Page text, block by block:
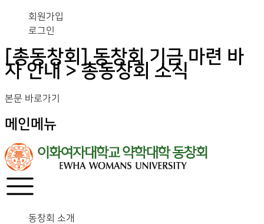
회원가입
로그인
[총동창회] 동창회 기금 마련 바
자 안내 > 총동창회 소식
본문 바로가기
메인메뉴
동창회 소개